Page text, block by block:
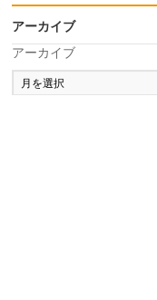
アーカイブ
アーカイブ